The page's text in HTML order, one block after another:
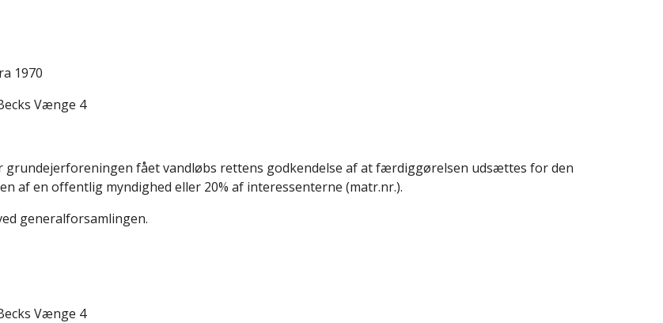
1970
Vænge 4
grundejerforeningen fået vandløbs rettens godkendelse af at færdiggørelsen udsættes for den
af en offentlig myndighed eller 20% af interessenterne (matr.nr.).
generalforsamlingen.
Vænge 4